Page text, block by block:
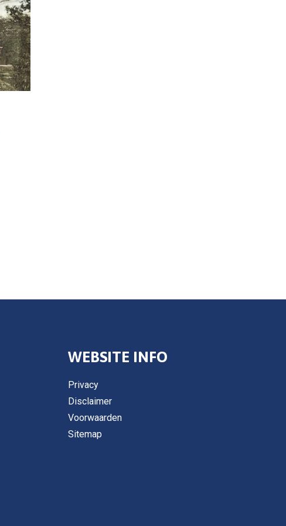
WEBSITE INFO
Privacy
Disclaimer
Voorwaarden
Sitemap